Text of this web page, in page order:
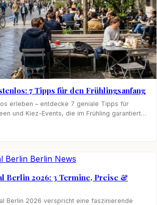
7 Tipps für den Frühlingsanfang
erleben – entdecke 7 geniale Tipps für
und Kiez-Events, die im Frühling garantiert…
Berlin 2026: 3 Termine, Preise &
Berlin 2026 verspricht eine faszinierende